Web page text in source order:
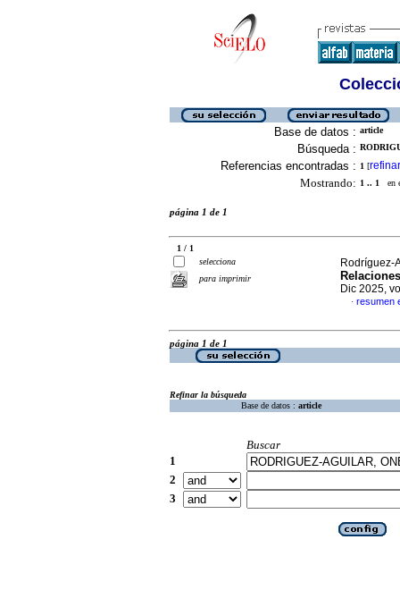
Base de datos : article
Búsqueda :
Referencias encontradas : 1 [refinar
Mostrando: 1 .. 1 en
página 1 de 1
1 / 1
selecciona
para imprimir
Rodríguez-
Dic 2025,
· resumen
página 1 de 1
Refinar la búsqueda
Base de datos : article
Buscar
1
2
3